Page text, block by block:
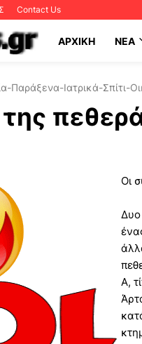
Contact Us
ΑΡΧΙΚΗ NEA
Παράξενα-Ιατρικά-Σπίτι-
Οι
Δυο
Α,